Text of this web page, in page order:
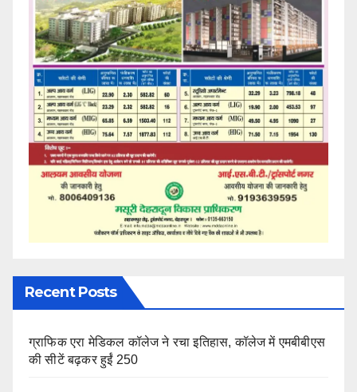
Recent Posts
ग्राफिक एरा मेडिकल कॉलेज ने रचा इतिहास, कॉलेज में एमबीबीएस
की सीटें बढ़कर हुईं 250